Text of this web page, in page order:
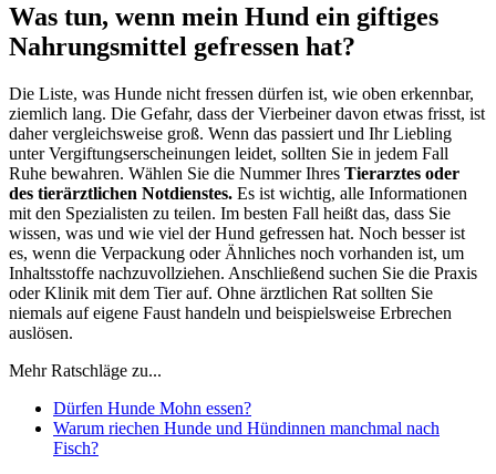
Was tun, wenn mein Hund ein giftiges
Nahrungsmittel gefressen hat?
Die Liste, was Hunde nicht fressen dürfen ist, wie oben erkennbar,
ziemlich lang. Die Gefahr, dass der Vierbeiner davon etwas frisst, ist
daher vergleichsweise groß. Wenn das passiert und Ihr Liebling
unter Vergiftungserscheinungen leidet, sollten Sie in jedem Fall
Ruhe bewahren. Wählen Sie die Nummer Ihres Tierarztes oder
des tierärztlichen Notdienstes. Es ist wichtig, alle Informationen
mit den Spezialisten zu teilen. Im besten Fall heißt das, dass Sie
wissen, was und wie viel der Hund gefressen hat. Noch besser ist
es, wenn die Verpackung oder Ähnliches noch vorhanden ist, um
Inhaltsstoffe nachzuvollziehen. Anschließend suchen Sie die Praxis
oder Klinik mit dem Tier auf. Ohne ärztlichen Rat sollten Sie
niemals auf eigene Faust handeln und beispielsweise Erbrechen
auslösen.
Mehr Ratschläge zu...
Dürfen Hunde Mohn essen?
Warum riechen Hunde und Hündinnen manchmal nach
Fisch?